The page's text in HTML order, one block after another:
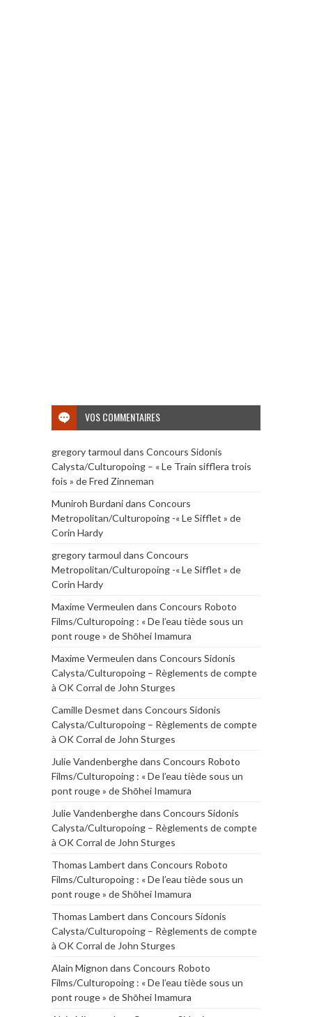
VOS COMMENTAIRES
gregory tarmoul dans Concours Sidonis
Calysta/Culturopoing – « Le Train sifflera trois
fois » de Fred Zinneman
Muniroh Burdanidans Concours
Metropolitan/Culturopoing -« Le Sifflet » de
Corin Hardy
gregory tarmoul dans Concours
Metropolitan/Culturopoing -« Le Sifflet » de
Corin Hardy
Maxime Vermeulen dans Concours Roboto
Films/Culturopoing : « De l’eau tiède sous un
pont rouge » de Shōhei Imamura
Maxime Vermeulen dans Concours Sidonis
Calysta/Culturopoing – Règlements de compte
à OK Corral de John Sturges
Camille Desmet dans Concours Sidonis
Calysta/Culturopoing – Règlements de compte
à OK Corral de John Sturges
Julie Vandenberghedans Concours Roboto
Films/Culturopoing : « De l’eau tiède sous un
pont rouge » de Shōhei Imamura
Julie Vandenberghedans Concours Sidonis
Calysta/Culturopoing – Règlements de compte
à OK Corral de John Sturges
Thomas Lambert dans Concours Roboto
Films/Culturopoing : « De l’eau tiède sous un
pont rouge » de Shōhei Imamura
Thomas Lambert dans Concours Sidonis
Calysta/Culturopoing – Règlements de compte
à OK Corral de John Sturges
Alain Mignon dans Concours Roboto
Films/Culturopoing : « De l’eau tiède sous un
pont rouge » de Shōhei Imamura